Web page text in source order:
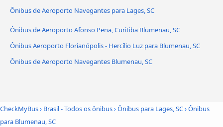
Ônibus de Aeroporto Navegantes para Lages, SC
Ônibus de Aeroporto Afonso Pena, Curitiba Blumenau, SC
Ônibus Aeroporto Florianópolis - Hercílio Luz para Blumenau, SC
Ônibus de Aeroporto Navegantes Blumenau, SC
CheckMyBus› Brasil - Todos os ônibus›Ônibus para Lages, SC›Ônibus
para Blumenau, SC